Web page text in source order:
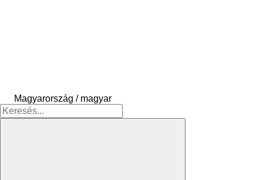
Magyarország / magyar